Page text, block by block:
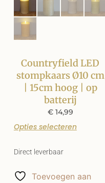
Countryfield LED
stompkaars Ø10 cm
| 15cm hoog | op
batterij
€14,99
Opties selecteren
Direct leverbaar
Toevoegen aan